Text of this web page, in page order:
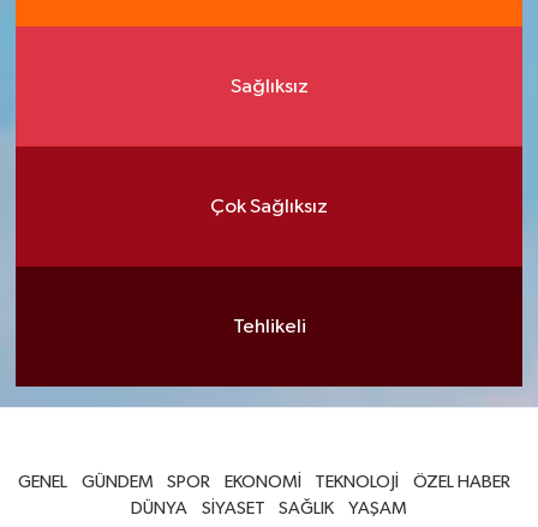
Sağlıksız
Çok Sağlıksız
Tehlikeli
GENEL GÜNDEM SPOR EKONOMİ TEKNOLOJİ
ÖZEL HABER
DÜNYA
SİYASET SAĞLIK YAŞAM